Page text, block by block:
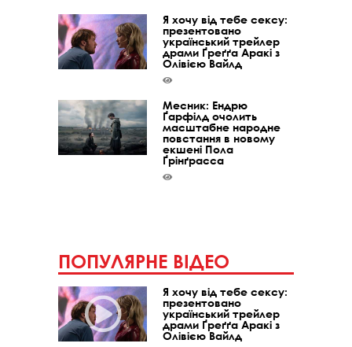
Я хочу від тебе сексу:
презентовано
український трейлер
драми Ґреґґа Аракі з
Олівією Вайлд
Месник: Ендрю
Ґарфілд очолить
масштабне народне
повстання в новому
екшені Пола
Ґрінґрасса
ПОПУЛЯРНЕ ВІДЕО
Я хочу від тебе сексу:
презентовано
український трейлер
драми Ґреґґа Аракі з
Олівією Вайлд